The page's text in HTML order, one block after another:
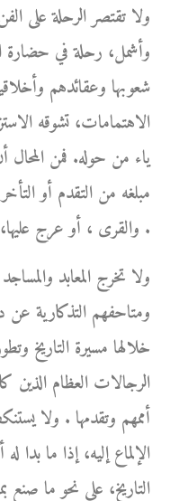
ولا تقتصر الرحلة على
وأشمل، رحلة في حضارة
شعوبها وعقائدهم
الاهتمامات، تشوقه
ياء من حوله. فمن المحال
مبلغه من التقدم أو
والقرى ، أو عرج عليها، وصفها وأبدى انطباعه عنها .
ولا تخرج المعابد
ومتاحفهم التذكارية عن
خلالها مسيرة التاريخ
الرجالات العظام الذين
أممهم وتقدمها . ولا
الإلماع إليه، إذا ما
التاريخ، على نحو ما صنع